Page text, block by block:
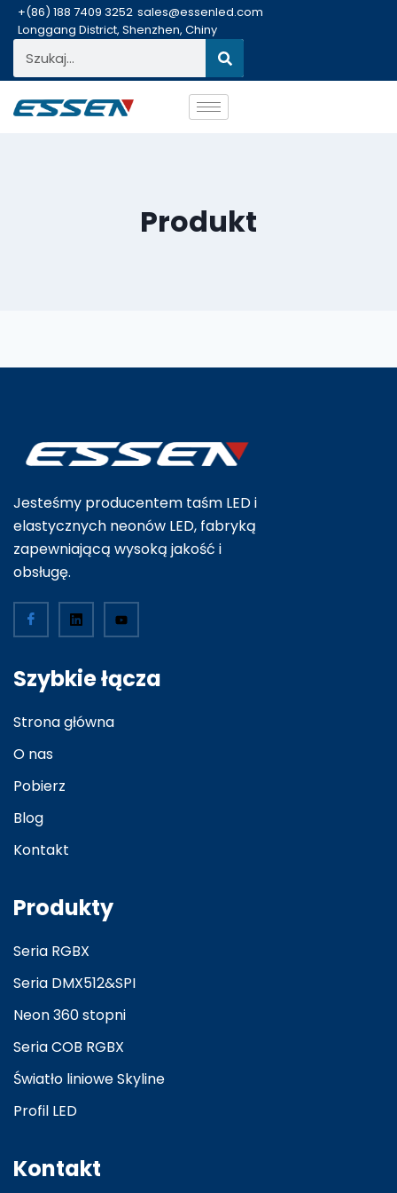
+(86) 188 7409 3252 sales@essenled.com
Longgang District, Shenzhen, Chiny
Produkt
Jesteśmy producentem taśm LED i
elastycznych neonów LED, fabryką
zapewniającą wysoką jakość i
obsługę.
Szybkie łącza
Strona główna
O nas
Pobierz
Blog
Kontakt
Produkty
Seria RGBX
Seria DMX512&SPI
Neon 360 stopni
Seria COB RGBX
Światło liniowe Skyline
Profil LED
Kontakt